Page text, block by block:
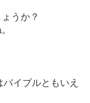
うか？
イブルともいえ